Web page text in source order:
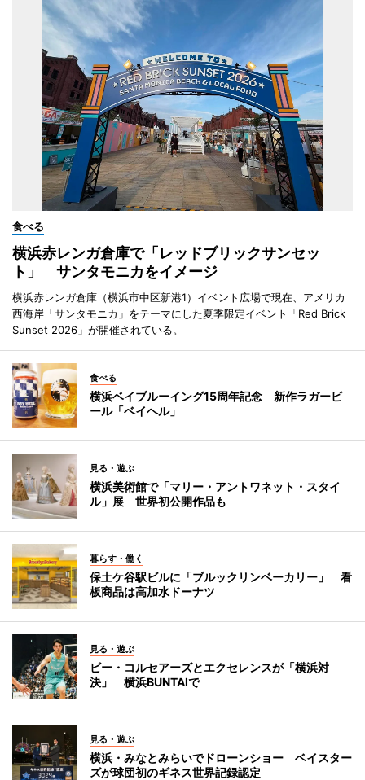
食べる
横浜赤レンガ倉庫で「レッドブリックサンセッ
ト」 サンタモニカをイメージ
横浜赤レンガ倉庫（横浜市中区新港1）イベント広場で現在、アメリカ
西海岸「サンタモニカ」をテーマにした夏季限定イベント「Red Brick
Sunset 2026」が開催されている。
食べる
横浜ベイブルーイング15周年記念 新作ラガービ
ール「ベイヘル」
見る・遊ぶ
横浜美術館で「マリー・アントワネット・スタイ
ル」展 世界初公開作品も
暮らす・働く
保土ケ谷駅ビルに「ブルックリンベーカリー」 看
板商品は高加水ドーナツ
見る・遊ぶ
ビー・コルセアーズとエクセレンスが「横浜対
決」 横浜BUNTAIで
見る・遊ぶ
横浜・みなとみらいでドローンショー ベイスター
ズが球団初のギネス世界記録認定